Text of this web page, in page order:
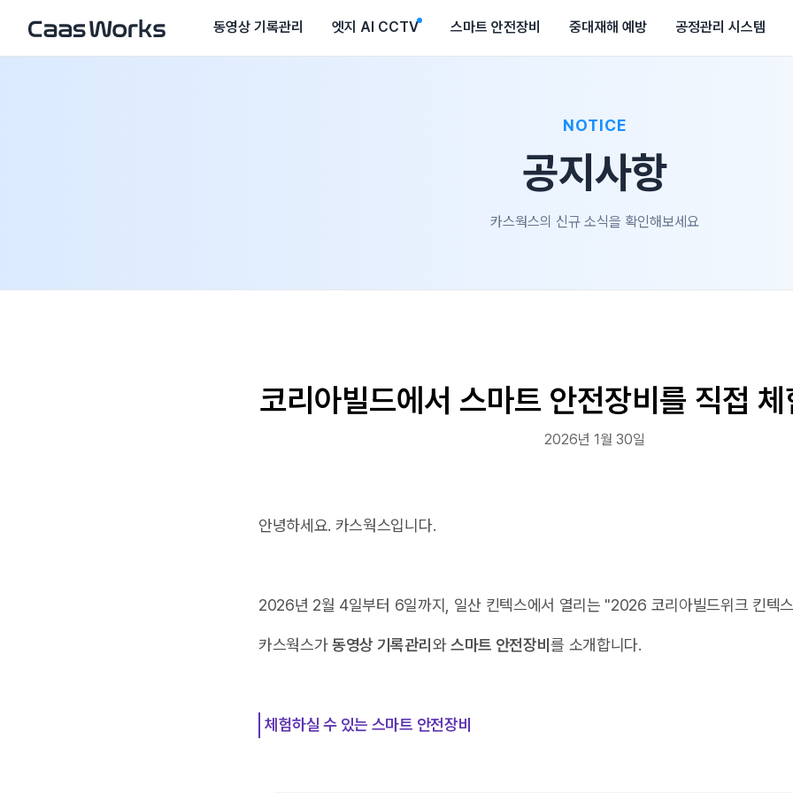
동영상 기록관리 엣지 AI CCTV 스마트 안전장비 중대재해 예방 공정관리 시스템
NOTICE
공지사항
카스웍스의 신규 소식을 확인해보세요
코리아빌드에서 스마트 안전장비를 직접
2026년 1월 30일
안녕하세요. 카스웍스입니다.
2026년 2월 4일부터 6일까지, 일산 킨텍스에서 열리는 "2026 코리아빌드위크 킨텍스
카스웍스가동영상 기록관리 와스마트 안전장비를 소개합니다.
체험하실 수 있는 스마트 안전장비